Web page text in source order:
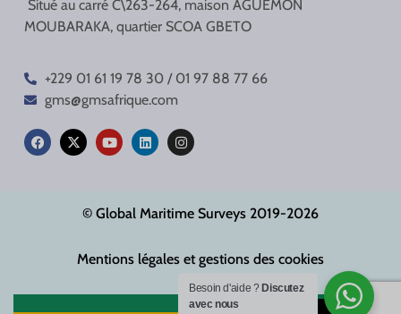
Situé au carré C\263-264, maison AGUEMON
MOUBARAKA, quartier SCOA GBETO
+229 01 61 19 78 30 / 01 97 88 77 66
gms@gmsafrique.com
© Global Maritime Surveys 2019-2026
Mentions légales et gestions des cookies
Besoin d'aide ? Discutez
avec nous